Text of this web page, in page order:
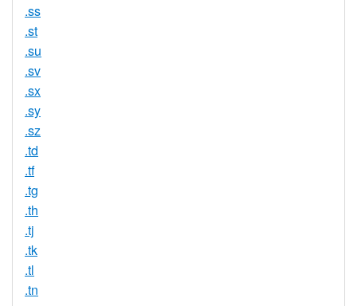
.ss
.st
.su
.sv
.sx
.sy
.sz
.td
.tf
.tg
.th
.tj
.tk
.tl
.tn